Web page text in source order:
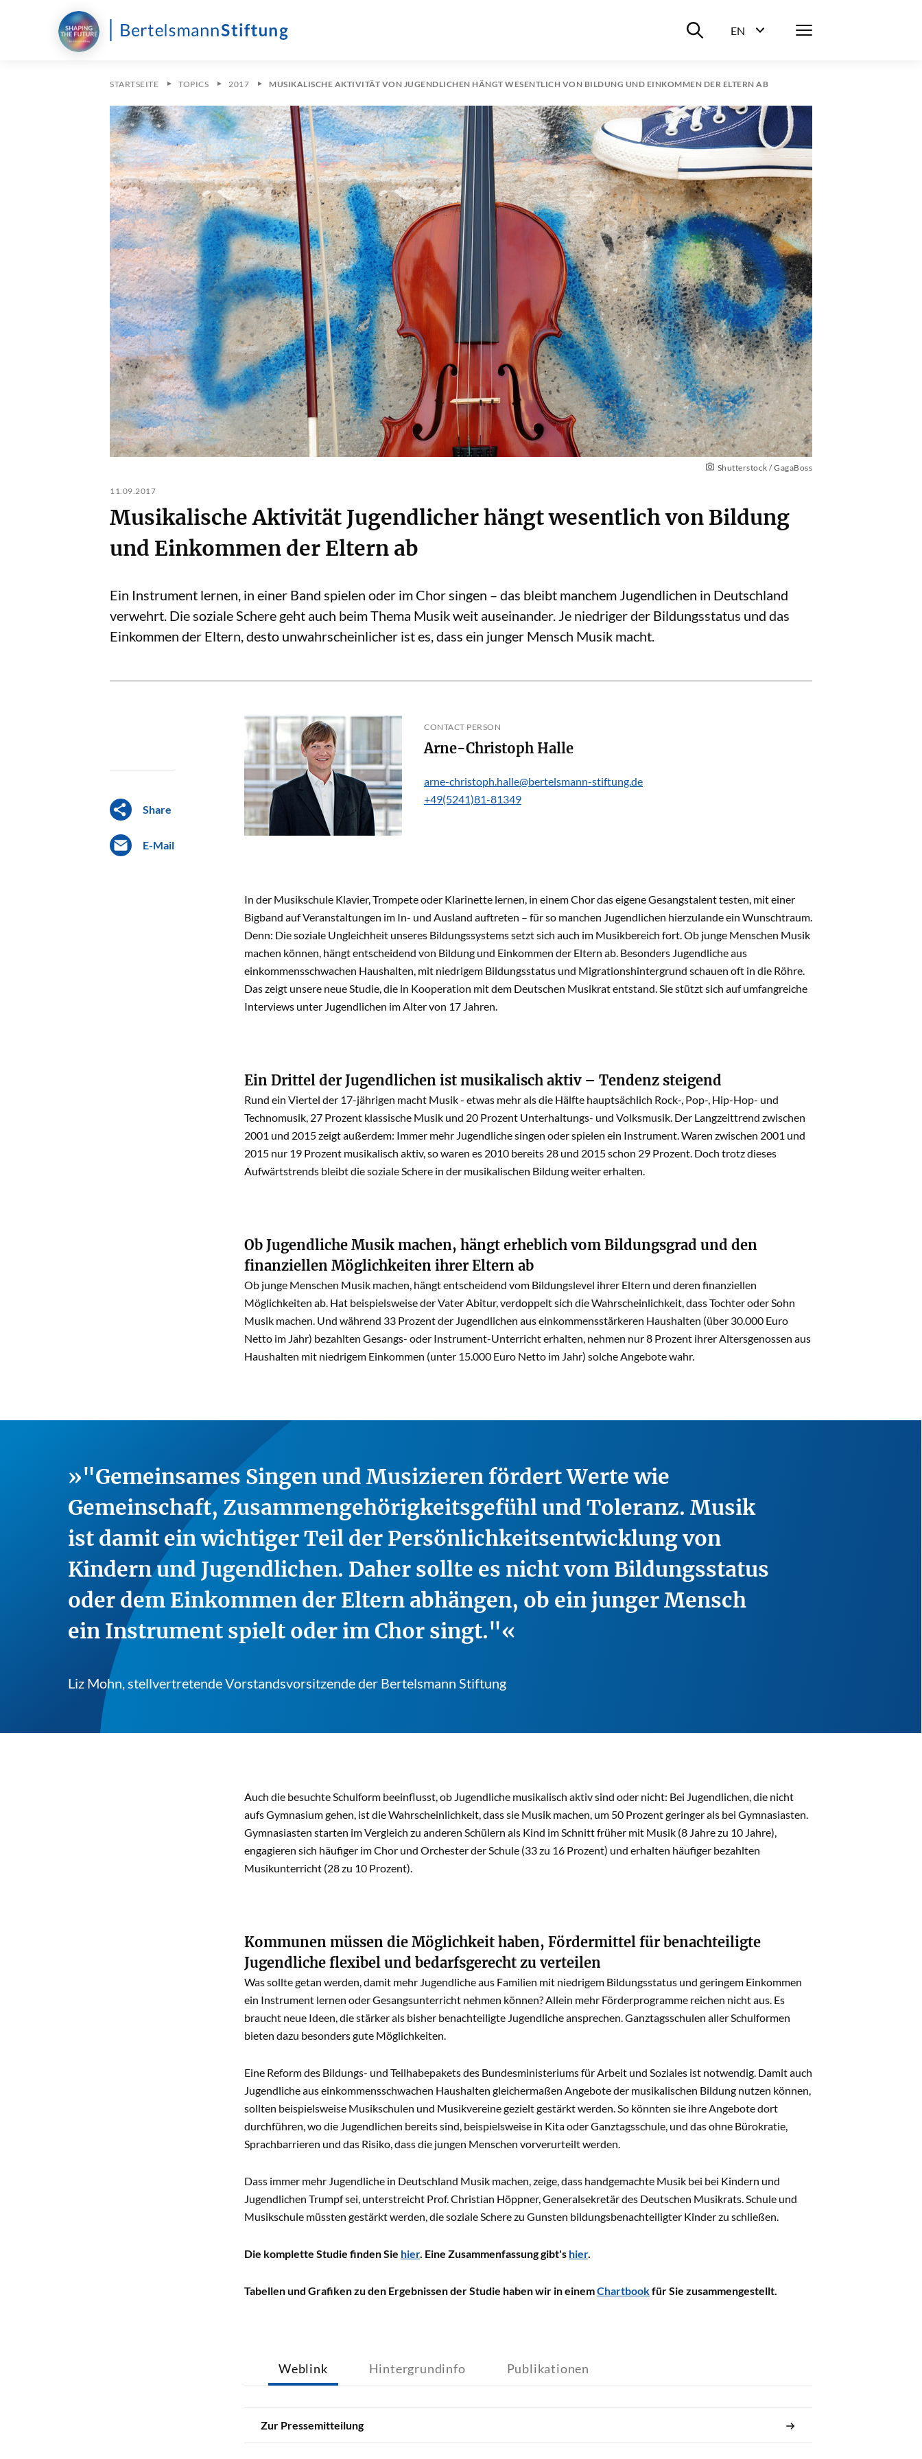
Suche ein-/ausblenden
EN
Menü
STARTSEITE TOPICS 2017 MUSIKALISCHE AKTIVITÄT VON JUGENDLICHEN HÄNGT WESENTLICH VON BILDUNG UND EINKOMMEN DER ELTERN AB
Shutterstock / GagaBoss
11.09.2017
Musikalische Aktivität Jugendlicher hängt wesentlich von Bildung
und Einkommen der Eltern ab
Ein Instrument lernen, in einer Band spielen oder im Chor singen – das bleibt manchem Jugendlichen in Deutschland
verwehrt. Die soziale Schere geht auch beim Thema Musik weit auseinander. Je niedriger der Bildungsstatus und das
Einkommen der Eltern, desto unwahrscheinlicher ist es, dass ein junger Mensch Musik macht.
Share
E-Mail
CONTACT PERSON
Arne-Christoph Halle
arne-christoph.halle@bertelsmann-stiftung.de
+49(5241)81-81349
In der Musikschule Klavier, Trompete oder Klarinette lernen, in einem Chor das eigene Gesangstalent testen, mit einer
Bigband auf Veranstaltungen im In- und Ausland auftreten – für so manchen Jugendlichen hierzulande ein Wunschtraum.
Denn: Die soziale Ungleichheit unseres Bildungssystems setzt sich auch im Musikbereich fort. Ob junge Menschen Musik
machen können, hängt entscheidend von Bildung und Einkommen der Eltern ab. Besonders Jugendliche aus
einkommensschwachen Haushalten, mit niedrigem Bildungsstatus und Migrationshintergrund schauen oft in die Röhre.
Das zeigt unsere neue Studie, die in Kooperation mit dem Deutschen Musikrat entstand. Sie stützt sich auf umfangreiche
Interviews unter Jugendlichen im Alter von 17 Jahren.
Ein Drittel der Jugendlichen ist musikalisch aktiv – Tendenz steigend
Rund ein Viertel der 17-jährigen macht Musik - etwas mehr als die Hälfte hauptsächlich Rock-, Pop-, Hip-Hop- und
Technomusik, 27 Prozent klassische Musik und 20 Prozent Unterhaltungs- und Volksmusik. Der Langzeittrend zwischen
2001 und 2015 zeigt außerdem: Immer mehr Jugendliche singen oder spielen ein Instrument. Waren zwischen 2001 und
2015 nur 19 Prozent musikalisch aktiv, so waren es 2010 bereits 28 und 2015 schon 29 Prozent. Doch trotz dieses
Aufwärtstrends bleibt die soziale Schere in der musikalischen Bildung weiter erhalten.
Ob Jugendliche Musik machen, hängt erheblich vom Bildungsgrad und den
finanziellen Möglichkeiten ihrer Eltern ab
Ob junge Menschen Musik machen, hängt entscheidend vom Bildungslevel ihrer Eltern und deren finanziellen
Möglichkeiten ab. Hat beispielsweise der Vater Abitur, verdoppelt sich die Wahrscheinlichkeit, dass Tochter oder Sohn
Musik machen. Und während 33 Prozent der Jugendlichen aus einkommensstärkeren Haushalten (über 30.000 Euro
Netto im Jahr) bezahlten Gesangs- oder Instrument-Unterricht erhalten, nehmen nur 8 Prozent ihrer Altersgenossen aus
Haushalten mit niedrigem Einkommen (unter 15.000 Euro Netto im Jahr) solche Angebote wahr.
"Gemeinsames Singen und Musizieren fördert Werte wie
Gemeinschaft, Zusammengehörigkeitsgefühl und Toleranz. Musik
ist damit ein wichtiger Teil der Persönlichkeitsentwicklung von
Kindern und Jugendlichen. Daher sollte es nicht vom Bildungsstatus
oder dem Einkommen der Eltern abhängen, ob ein junger Mensch
ein Instrument spielt oder im Chor singt."
Liz Mohn, stellvertretende Vorstandsvorsitzende der Bertelsmann Stiftung
Auch die besuchte Schulform beeinflusst, ob Jugendliche musikalisch aktiv sind oder nicht: Bei Jugendlichen, die nicht
aufs Gymnasium gehen, ist die Wahrscheinlichkeit, dass sie Musik machen, um 50 Prozent geringer als bei Gymnasiasten.
Gymnasiasten starten im Vergleich zu anderen Schülern als Kind im Schnitt früher mit Musik (8 Jahre zu 10 Jahre),
engagieren sich häufiger im Chor und Orchester der Schule (33 zu 16 Prozent) und erhalten häufiger bezahlten
Musikunterricht (28 zu 10 Prozent).
Kommunen müssen die Möglichkeit haben, Fördermittel für benachteiligte
Jugendliche flexibel und bedarfsgerecht zu verteilen
Was sollte getan werden, damit mehr Jugendliche aus Familien mit niedrigem Bildungsstatus und geringem Einkommen
ein Instrument lernen oder Gesangsunterricht nehmen können? Allein mehr Förderprogramme reichen nicht aus. Es
braucht neue Ideen, die stärker als bisher benachteiligte Jugendliche ansprechen. Ganztagsschulen aller Schulformen
bieten dazu besonders gute Möglichkeiten.
Eine Reform des Bildungs- und Teilhabepakets des Bundesministeriums für Arbeit und Soziales ist notwendig. Damit auch
Jugendliche aus einkommensschwachen Haushalten gleichermaßen Angebote der musikalischen Bildung nutzen können,
sollten beispielsweise Musikschulen und Musikvereine gezielt gestärkt werden. So könnten sie ihre Angebote dort
durchführen, wo die Jugendlichen bereits sind, beispielsweise in Kita oder Ganztagsschule, und das ohne Bürokratie,
Sprachbarrieren und das Risiko, dass die jungen Menschen vorverurteilt werden.
Dass immer mehr Jugendliche in Deutschland Musik machen, zeige, dass handgemachte Musik bei bei Kindern und
Jugendlichen Trumpf sei, unterstreicht Prof. Christian Höppner, Generalsekretär des Deutschen Musikrats. Schule und
Musikschule müssten gestärkt werden, die soziale Schere zu Gunsten bildungsbenachteiligter Kinder zu schließen.
Die komplette Studie finden Sie hier. Eine Zusammenfassung gibt's hier.
Tabellen und Grafiken zu den Ergebnissen der Studie haben wir in einemChartbookfür Sie zusammengestellt.
Weblink Hintergrundinfo Publikationen
Zur Pressemitteilung